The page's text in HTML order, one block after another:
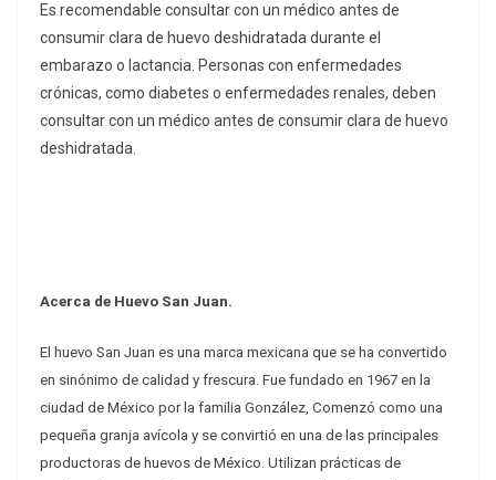
Es recomendable consultar con un médico antes de
consumir clara de huevo deshidratada durante el
embarazo o lactancia. Personas con enfermedades
crónicas, como diabetes o enfermedades renales, deben
consultar con un médico antes de consumir clara de huevo
deshidratada.
Acerca de Huevo San Juan.
El huevo San Juan es una marca mexicana que se ha convertido
en sinónimo de calidad y frescura. Fue fundado en 1967 en la
ciudad de México por la familia González, Comenzó como una
pequeña granja avícola y se convirtió en una de las principales
productoras de huevos de México. Utilizan prácticas de